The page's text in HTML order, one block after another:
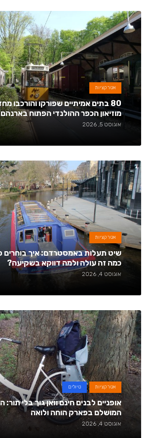
אטרקציות
80 בתים אמיתיים שפורקו והורכבו
מוזיאון הכפר ההולנדי הפתוח בארנהם
אוגוסט 5, 2026
אטרקציות
שיט תעלות באמסטרדם: איך בוחרים
כמה זה עולה ולמה דווקא בשקיעה?
אוגוסט 4, 2026
אטרקציות טיולים
אופניים לבנים חינם וּואן גוך בלי תור:
המושלם בפארק הוחה ולואה
אוגוסט 4, 2026